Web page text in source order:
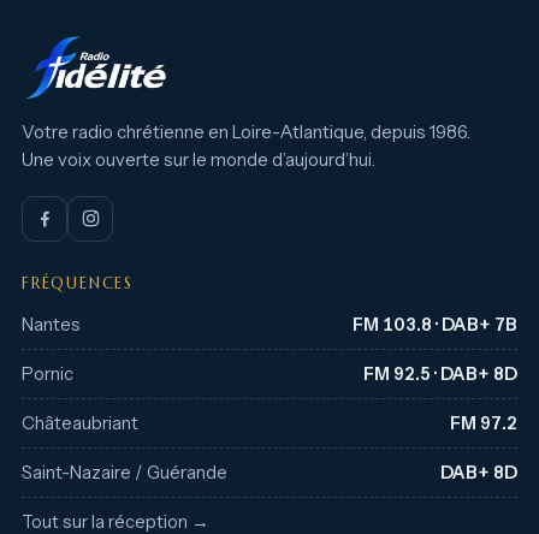
Votre radio chrétienne en Loire-Atlantique, depuis 1986.
Une voix ouverte sur le monde d’aujourd’hui.
FRÉQUENCES
Nantes FM 103.8 · DAB+ 7B
Pornic FM 92.5 · DAB+ 8D
Châteaubriant FM 97.2
Saint-Nazaire / Guérande DAB+ 8D
Tout sur la réception →